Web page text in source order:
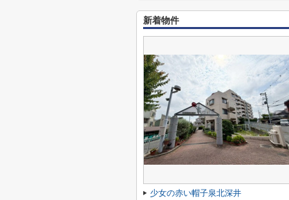
新着物件
少女の赤い帽子泉北深井